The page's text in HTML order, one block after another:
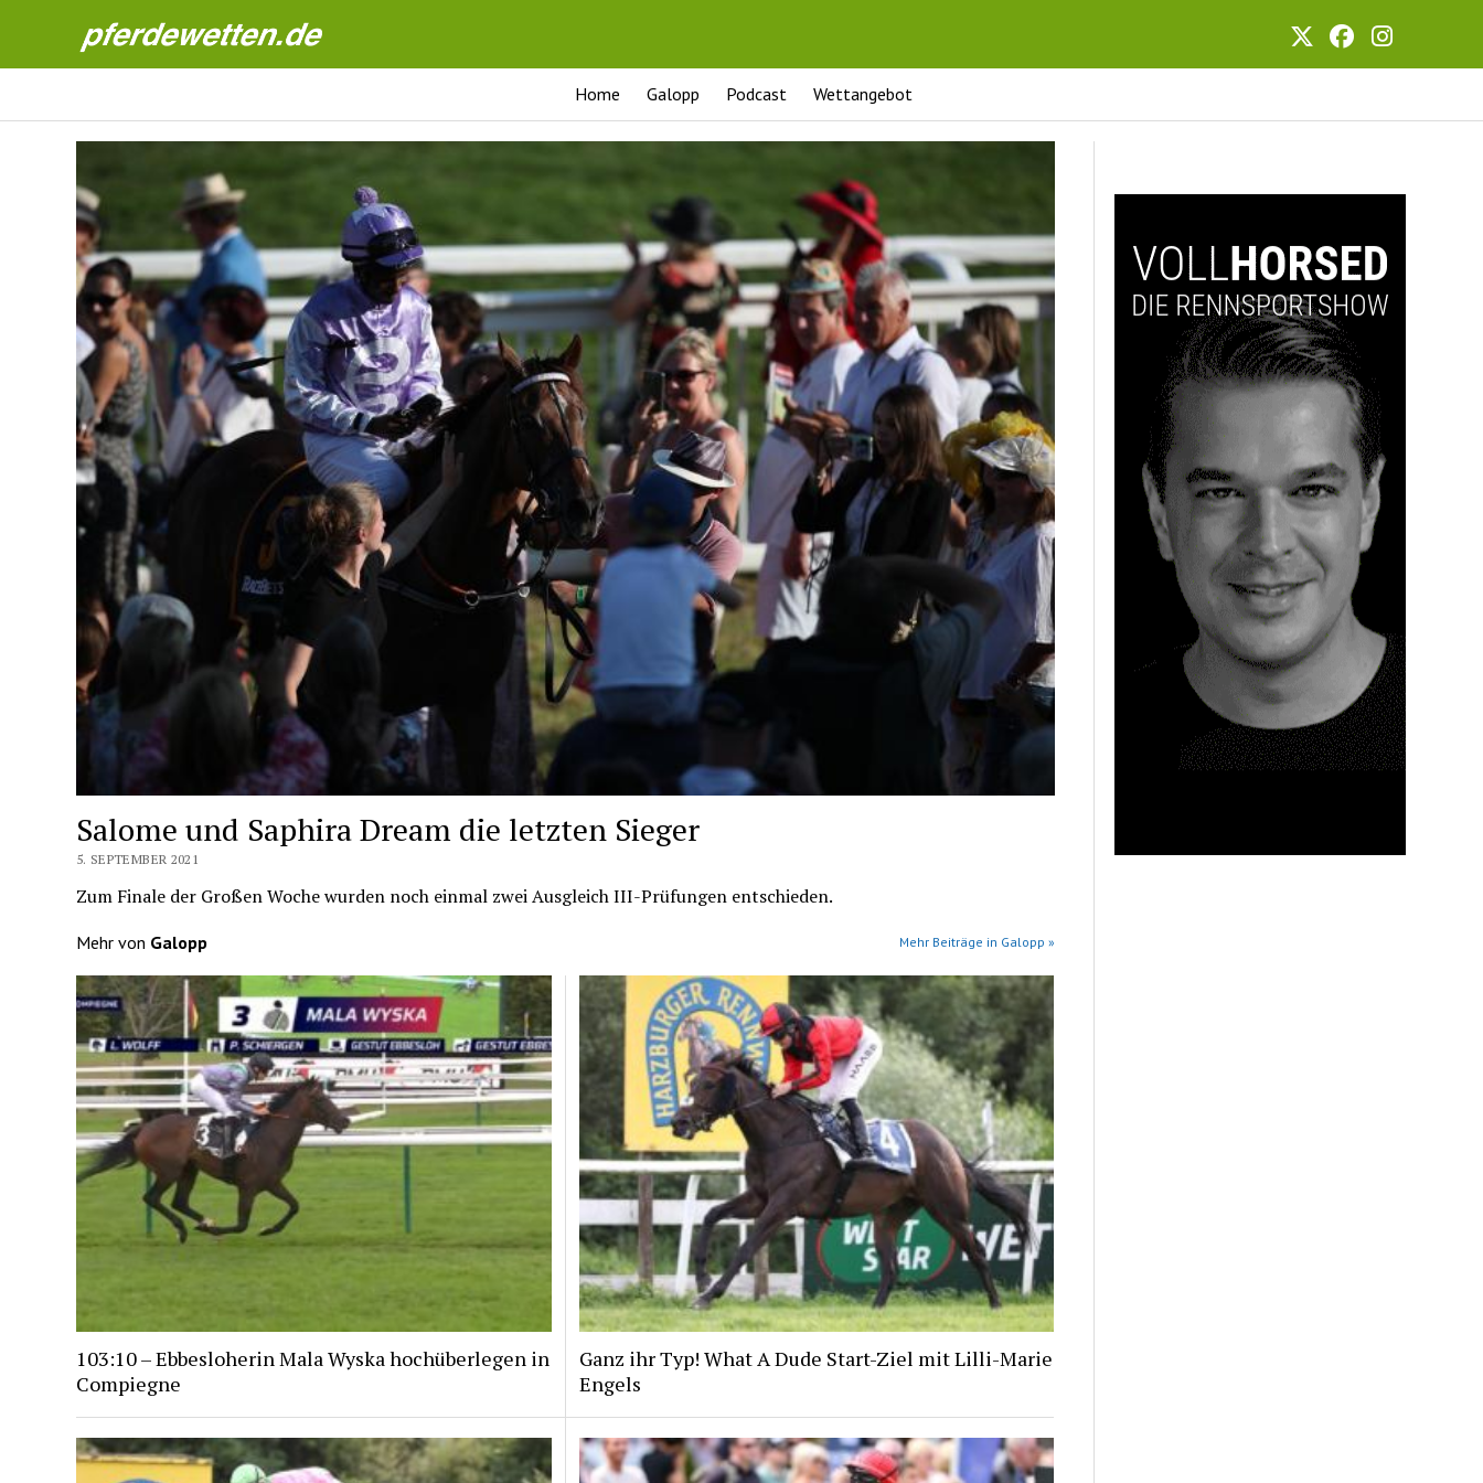
Pferdewetten News
Home Galopp Podcast Wettangebot
Salome und Saphira Dream die letzten Sieger
5. SEPTEMBER 2021
Zum Finale der Großen Woche wurden noch einmal zwei Ausgleich III-Prüfungen entschieden.
Mehr von Galopp Mehr Beiträge in Galopp »
103:10 – Ebbesloherin Mala Wyska hochüberlegen in
Compiegne
Ganz ihr Typ! What A Dude Start-Ziel mit Lilli-Marie
Engels